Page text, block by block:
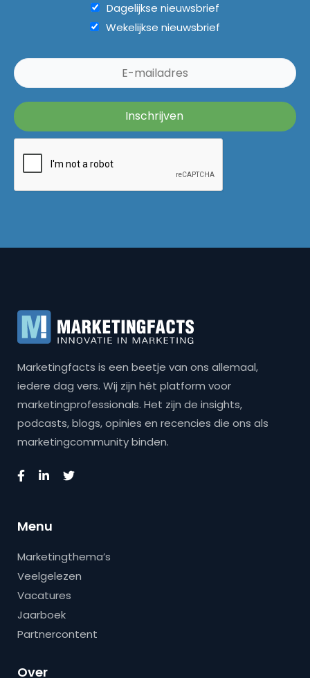
Dagelijkse nieuwsbrief
Wekelijkse nieuwsbrief
Marketingfacts is een beetje van ons allemaal,
iedere dag vers. Wij zijn hét platform voor
marketingprofessionals. Het zijn de insights,
podcasts, blogs, opinies en recencies die ons als
marketingcommunity binden.
Menu
Marketingthema’s
Veelgelezen
Vacatures
Jaarboek
Partnercontent
Over